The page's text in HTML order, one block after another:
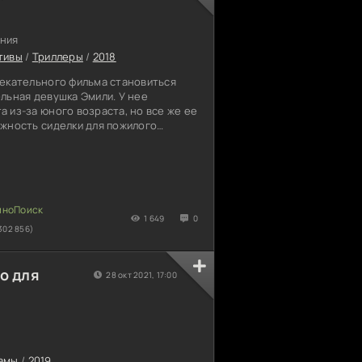
/ Триллеры / 2018
фильма становиться
девушка Эмили. У нее
из-за юного возраста, но все же ее
сиделки для пожилого
старика, и дает
856)
1 649 0
для
28 окт 2021, 17:00